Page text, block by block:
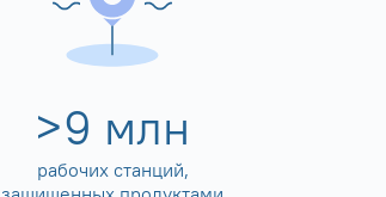
>10 млн
рабочих станций,